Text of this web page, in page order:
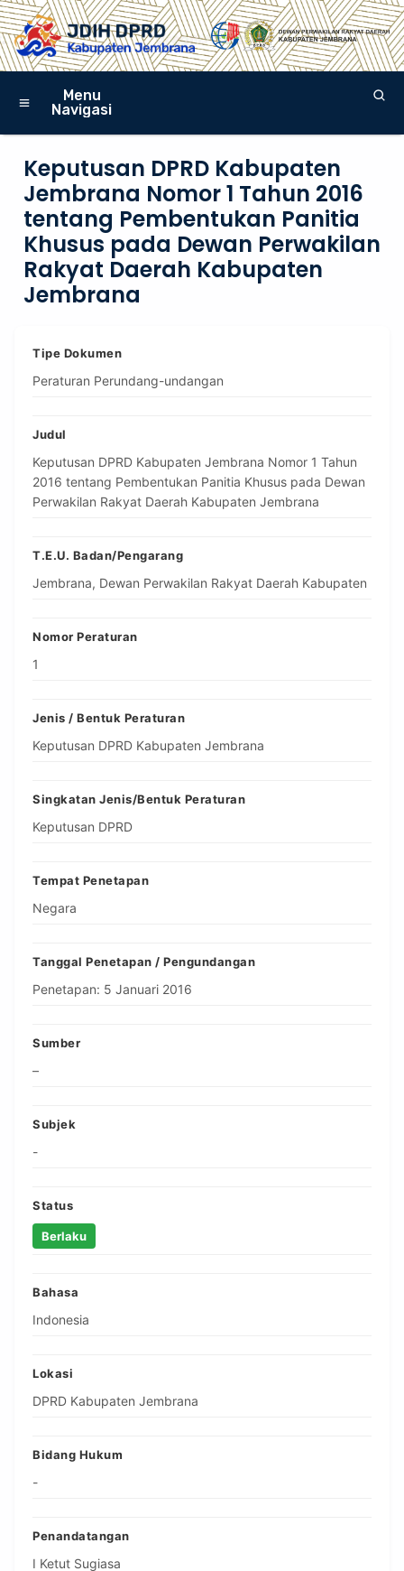
Menu
Navigasi
Keputusan DPRD Kabupaten
Jembrana Nomor 1 Tahun 2016
tentang Pembentukan Panitia
Khusus pada Dewan Perwakilan
Rakyat Daerah Kabupaten
Jembrana
Tipe Dokumen
Peraturan Perundang-undangan
Judul
Keputusan DPRD Kabupaten Jembrana Nomor 1 Tahun
2016 tentang Pembentukan Panitia Khusus pada Dewan
Perwakilan Rakyat Daerah Kabupaten Jembrana
T.E.U. Badan/Pengarang
Jembrana, Dewan Perwakilan Rakyat Daerah Kabupaten
Nomor Peraturan
1
Jenis / Bentuk Peraturan
Keputusan DPRD Kabupaten Jembrana
Singkatan Jenis/Bentuk Peraturan
Keputusan DPRD
Tempat Penetapan
Negara
Tanggal Penetapan / Pengundangan
Penetapan: 5 Januari 2016
Sumber
–
Subjek
-
Status
Berlaku
Bahasa
Indonesia
Lokasi
DPRD Kabupaten Jembrana
Bidang Hukum
-
Penandatangan
I Ketut Sugiasa